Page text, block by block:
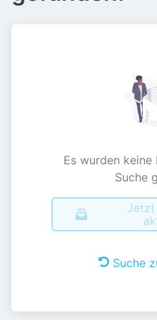
Es wurden keine
Suche
Suche